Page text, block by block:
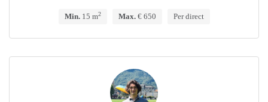
Min.15 m2 Max.€ 650 Per direct